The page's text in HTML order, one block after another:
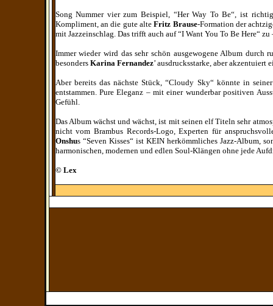
Song Nummer vier zum Beispiel, “Her Way To Be“, ist
Kompliment, an die gute alteFritz Brause-Formation der
mit Jazzeinschlag. Das trifft auch auf “I Want You To Be Here“ zu
Immer wieder wird das sehr schön ausgewogene Album durch
besonders Karina Fernandez’ ausdrucksstarke, aber akzentuiert
Aber bereits das nächste Stück, “Cloudy Sky“ könnte in
entstammen. Pure Eleganz – mit einer wunderbar positiven
Gefühl.
Das Album wächst und wächst, ist mit seinen elf Titeln sehr
nicht vom Brambus Records-Logo, Experten für
Onshus “Seven Kisses“ ist KEIN herkömmliches Jazz-Album,
harmonischen, modernen und edlen Soul-Klängen ohne jede
© Lex